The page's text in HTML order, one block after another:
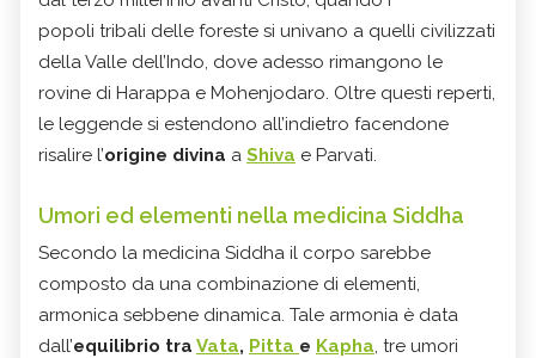
popoli tribali delle foreste si univano a quelli civilizzati
della Valle dell’Indo, dove adesso rimangono le
rovine di Harappa e Mohenjodaro. Oltre questi reperti,
le leggende si estendono all’indietro facendone
risalire l’origine divina a Shiva e Parvati.
Umori ed elementi nella medicina Siddha
Secondo la medicina Siddha il corpo sarebbe
composto da una combinazione di elementi,
armonica sebbene dinamica. Tale armonia è data
dall’equilibrio tra Vata, Pitta e Kapha, tre umori